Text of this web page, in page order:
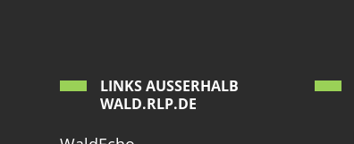
LINKS AUSSERHALB W
ALD.RLP.DE